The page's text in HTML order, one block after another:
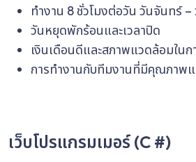
ทำงาน 8 ชั่วโมงต่อวัน วันจันทร์
วันหยุดพักร้อนและเวลาปิด
เงินเดือนดีและสภาพแวดล้อมใน
การทำงานกับทีมงานที่มีคุณภาพแ
เว็บโปรแกรมเมอร์ (C #)